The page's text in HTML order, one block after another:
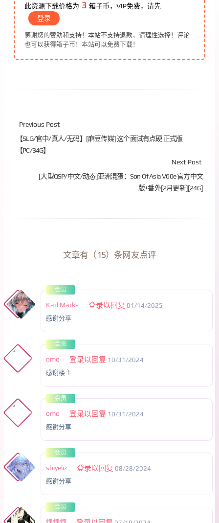
此资源下载价格为 3 箱子币，VIP免费，请先
登录
感谢您的赞助和支持！本站不支持退款，请理性选择！评论
也可以获得箱子币！本站可以免费下载！
Previous Post
【SLG/官中/真人/无码】[麻豆传媒] 这个面试有点硬 正式版
【PC/34G】
Next Post
[大型QSP/中文/动态]亚洲混蛋：Son Of Asia V60e 官方中文
版+番外[2月更新][24G]
文章有（15）条网友点评
会员
登录以回复
Karl Marks
01/14/2025
感谢分享
会员
登录以回复
omo
10/31/2024
感谢楼主
会员
登录以回复
omo
10/31/2024
感谢分享
会员
登录以回复
shiyeliz
08/28/2024
感谢分享
会员